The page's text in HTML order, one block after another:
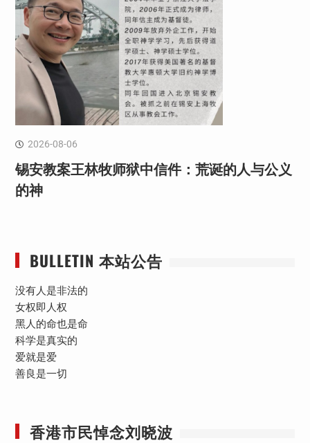
2026-08-06
锡安教案王林牧师狱中信件：荒诞的人与公义
的神
BULLETIN 本站公告
没有人是非法的
女权即人权
黑人的命也是命
科学是真实的
爱就是爱
善良是一切
香港市民悼念刘晓波